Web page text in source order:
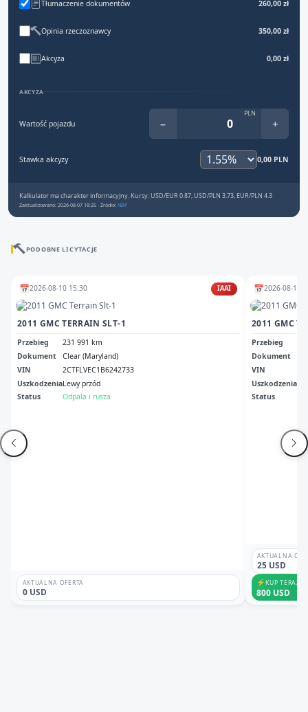
Tłumaczenie dokumentów 260,00 zł
Opinia rzeczoznawcy 350,00 zł
Akcyza 0,00 zł
AKCYZA
Wartość pojazdu −
PLN
+
Stawka akcyzy 0,00 PLN
Kalkulator ma charakter informacyjny. Kursy: USD/EUR 0.87, USD/PLN 3.73, EUR/PLN 4.3
Zaktualizowano: 2026-08-07 18:25 · Źródło: NBP
PODOBNE LICYTACJE
📅2026-08-10 15:30 IAAI
2011 GMC TERRAIN SLT-1
Przebieg
231 991 km
Dokument
Clear (Maryland)
VIN
2CTFLVEC1B6242733
UszkodzeniaLewy przód
Status
Odpala i rusza
AKTUALNA OFERTA
0 USD
📅2026-08-13
2011 GMC
Przebieg
Dokument
VIN
Uszkodzenia
Status
AKTUALNA
25 USD
⚡KUP TERAZ
800 USD